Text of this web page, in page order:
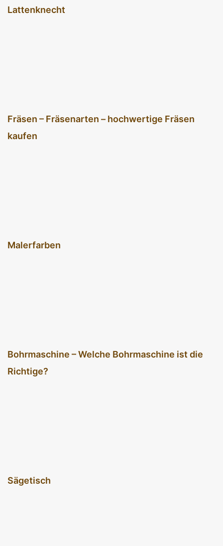
Lattenknecht
Fräsen – Fräsenarten – hochwertige Fräsen
kaufen
Malerfarben
Bohrmaschine – Welche Bohrmaschine ist die
Richtige?
Sägetisch